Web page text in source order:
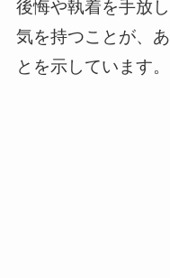
後悔や執着を手放
気を持つことが、
とを示しています。